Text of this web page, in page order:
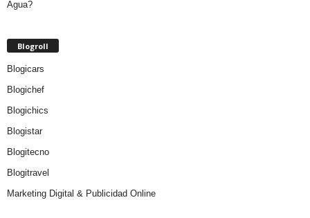
Blogroll
Blogicars
Blogichef
Blogichics
Blogistar
Blogitecno
Blogitravel
Marketing Digital & Publicidad Online